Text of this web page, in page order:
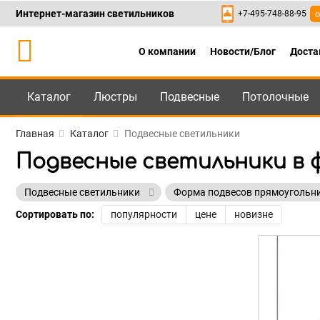
Каталог +7-495-748-88-
Интернет-магазин светильников +7-495-748-88-95
О компании Новости/Блог
Каталог Люстры Подвесные Потолочные
Главная Каталог Подвесные светильники
Подвесные светильники в
Подвесные светильники Форма подвесов
Сортировать по:
популярности цене новизне